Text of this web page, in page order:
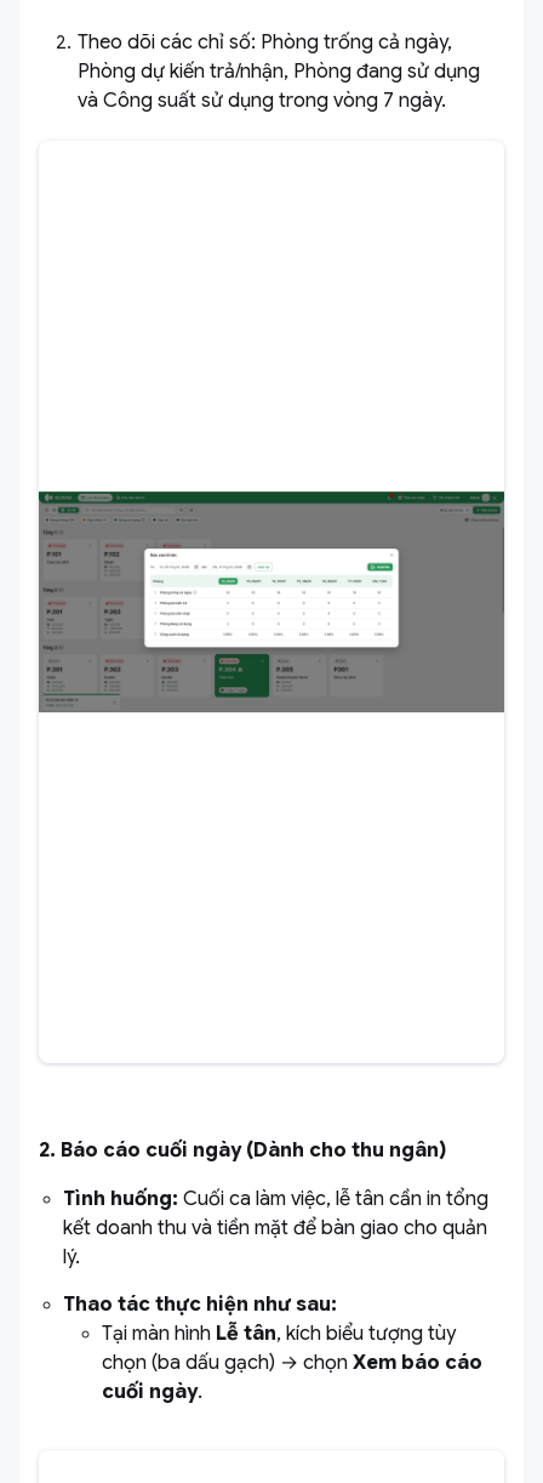
Theo dõi các chỉ số: Phòng trống cả ngày,
Phòng dự kiến trả/nhận, Phòng đang sử dụng
và Công suất sử dụng trong vòng 7 ngày.
2. Báo cáo cuối ngày (Dành cho thu ngân)
Tình huống: Cuối ca làm việc, lễ tân cần in tổng
kết doanh thu và tiền mặt để bàn giao cho quản
lý.
Thao tác thực hiện như sau:
Tại màn hình Lễ tân, kích biểu tượng tùy
chọn (ba dấu gạch) → chọn Xem báo cáo
cuối ngày.